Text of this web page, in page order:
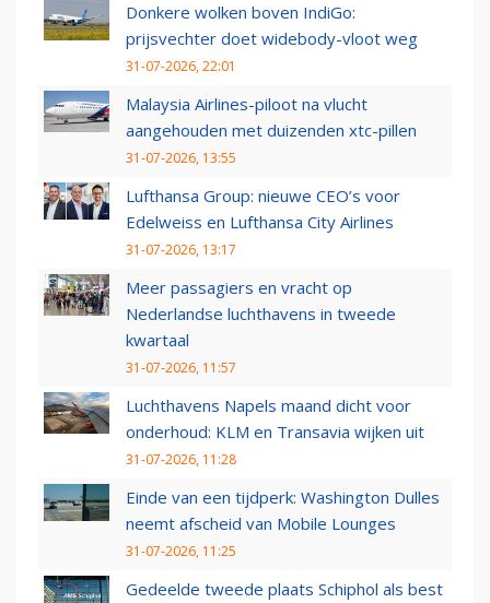
Donkere wolken boven IndiGo:
prijsvechter doet widebody-vloot weg
31-07-2026, 22:01
Malaysia Airlines-piloot na vlucht
aangehouden met duizenden xtc-pillen
31-07-2026, 13:55
Lufthansa Group: nieuwe CEO’s voor
Edelweiss en Lufthansa City Airlines
31-07-2026, 13:17
Meer passagiers en vracht op
Nederlandse luchthavens in tweede
kwartaal
31-07-2026, 11:57
Luchthavens Napels maand dicht voor
onderhoud: KLM en Transavia wijken uit
31-07-2026, 11:28
Einde van een tijdperk: Washington Dulles
neemt afscheid van Mobile Lounges
31-07-2026, 11:25
Gedeelde tweede plaats Schiphol als best